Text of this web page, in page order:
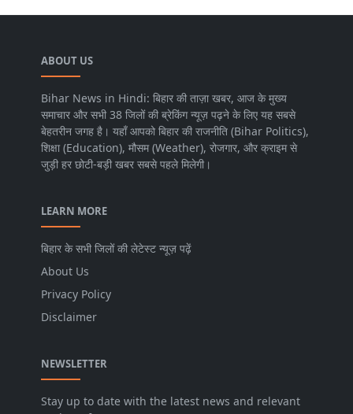
ABOUT US
Bihar News in Hindi: बिहार की ताज़ा खबर, आज के मुख्य
समाचार और सभी 38 जिलों की ब्रेकिंग न्यूज़ पढ़ने के लिए यह सबसे
बेहतरीन जगह है। यहाँ आपको बिहार की राजनीति (Bihar Politics),
शिक्षा (Education), मौसम (Weather), रोजगार, और क्राइम से
जुड़ी हर छोटी-बड़ी खबर सबसे पहले मिलेगी।
LEARN MORE
बिहार के सभी जिलों की लेटेस्ट न्यूज़ पढ़ें
About Us
Privacy Policy
Disclaimer
NEWSLETTER
Stay up to date with the latest news and relevant